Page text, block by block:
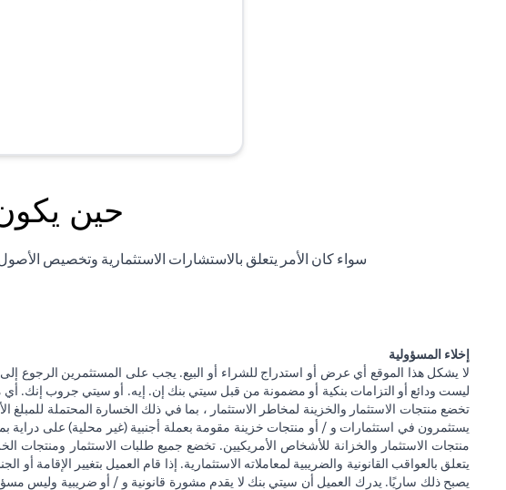
حين يكون
سواء كان الأمر يتعلق بالاستشارات الاستثمارية وتخصيص
إخلاء المسؤولية
لا يشكل هذا الموقع أي عرض أو استدراج للشراء أو البيع. يجب على المستثمرين الرجوع
ليست ودائع أو التزامات بنكية أو مضمونة من قبل سيتي بنك إن. إيه. أو سيتي جروب إنك. أي من
تخضع منتجات الاستثمار والخزينة لمخاطر الاستثمار ، بما في ذلك الخسارة المحتملة
يستثمرون في استثمارات و / أو منتجات خزينة مقومة بعملة أجنبية (غير محلية) على دراية
منتجات الاستثمار والخزانة للأشخاص الأمريكيين. تخضع جميع طلبات الاستثمار ومنتجات
يتعلق بالعواقب القانونية والضريبية لمعاملاته الاستثمارية. إذا قام العميل بتغيير الإقامة
يصبح ذلك ساريًا. يدرك العميل أن سيتي بنك لا يقدم مشورة قانونية و / أو ضريبية وليس